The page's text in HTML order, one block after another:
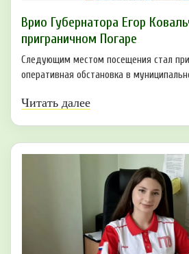
Врио Губернатора Егор
приграничном Погаре
Следующим местом посещения стал
оперативная обстановка в
Читать далее